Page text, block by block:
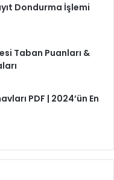
Dondurma İşlemi
Taban Puanları &
PDF | 2024’ün En